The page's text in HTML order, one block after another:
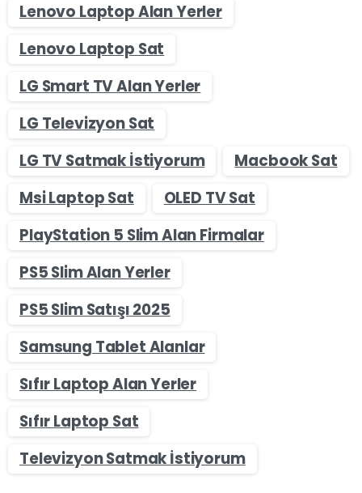
Lenovo Laptop Alan Yerler
Lenovo Laptop Sat
LG Smart TV Alan Yerler
LG Televizyon Sat
LG TV Satmak İstiyorum
Macbook Sat
Msi Laptop Sat
OLED TV Sat
PlayStation 5 Slim Alan Firmalar
PS5 Slim Alan Yerler
PS5 Slim Satışı 2025
Samsung Tablet Alanlar
Sıfır Laptop Alan Yerler
Sıfır Laptop Sat
Televizyon Satmak İstiyorum